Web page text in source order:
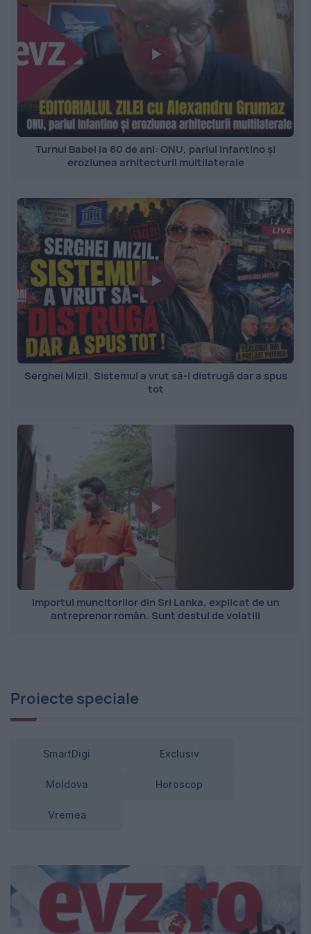
Turnul Babel la 80 de ani: ONU, pariul Infantino și
eroziunea arhitecturii multilaterale
Serghei Mizil. Sistemul a vrut să-l distrugă dar a spus
tot
Importul muncitorilor din Sri Lanka, explicat de un
antreprenor român. Sunt destul de volatili
Proiecte speciale
SmartDigi Exclusiv
Moldova Horoscop
Vremea